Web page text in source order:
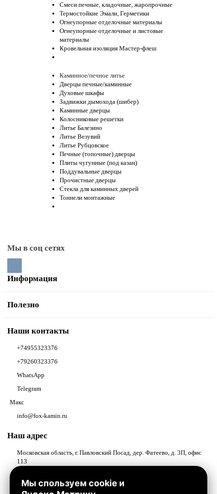
Смеси печные, кладочные, жаропрочные
Термостойкие Эмали, Герметики
Огнеупорные отделочные материалы
Огнеупорные отделочные и листовые
материалы
Кровельная изоляция Мастер-флеш
Каминное/печное литье
Дверцы печные/каминные
Духовые шкафы
Задвижки дымохода (шибер)
Каминные дверцы
Колосниковые решетки
Литье Балезино
Литье Везувий
Литье Рубцовское
Печные (топочные) дверцы
Плиты чугунные (под казан)
Поддувальные дверцы
Прочистные дверцы
Стекла для каминных дверей
Тоннели монтажные
Мы в соц сетях
Информация
Полезно
Наши контакты
+74955323376
+79260323376
WhatsApp
Telegram
Макс
info@fox-kamin.ru
Наш адрес
Московская область, г. Павловский Посад, дер. Фатеево, д. 3П, офис
113
Мы спользуем cookie и